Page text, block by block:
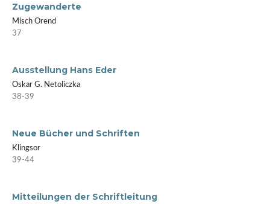
Zugewanderte
Misch Orend
37
Ausstellung Hans Eder
Oskar G. Netoliczka
38-39
Neue Bücher und Schriften
Klingsor
39-44
Mitteilungen der Schriftleitung